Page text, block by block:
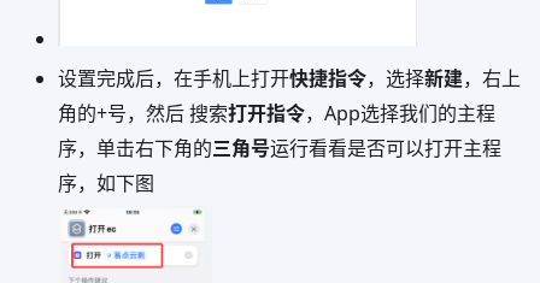
设置完成后，在手机上打开快捷指令，选择新建，右上
角的+号，然后 搜索打开指令，App选择我们的主程
序，单击右下角的三角号运行看看是否可以打开主程
序，如下图